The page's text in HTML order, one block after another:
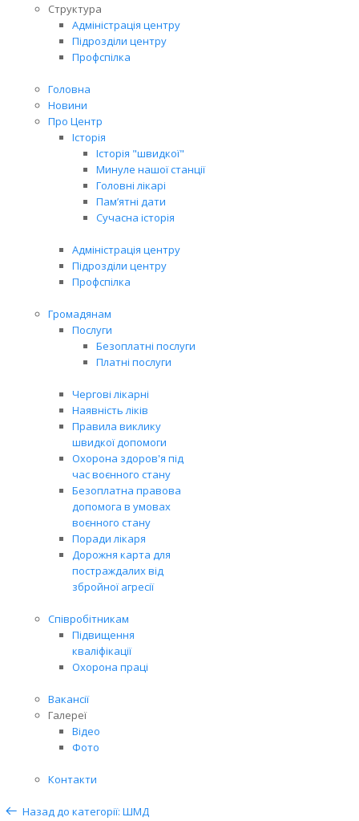
Структура
Адміністрація центру
Підрозділи центру
Профспілка
Головна
Новини
Про Центр
Історія
Історія "швидкої"
Минуле нашої станції
Головні лікарі
Пам’ятні дати
Сучасна історія
Адміністрація центру
Підрозділи центру
Профспілка
Громадянам
Послуги
Безоплатні послуги
Платні послуги
Чергові лікарні
Наявність ліків
Правила виклику
швидкої допомоги
Охорона здоров'я під
час воєнного стану
Безоплатна правова
допомога в умовах
воєнного стану
Поради лікаря
Дорожня карта для
постраждалих від
збройної агресії
Співробітникам
Підвищення
кваліфікації
Охорона праці
Вакансії
Галереї
Відео
Фото
Контакти
Назад до категорії: ШМД